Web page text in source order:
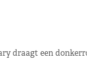
draagt een